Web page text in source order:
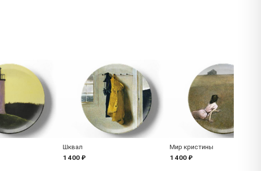
Шквал
1 400 ₽
Мир кристины
1 400 ₽